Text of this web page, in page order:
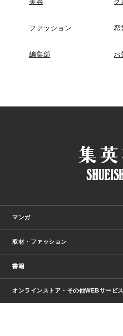
美容 グ
ファッション 恋
編集部 お
マンガ
少年マンガ
Vジャンプ
週刊ヤングジャンプ
少女マンガ
取材・ファッション
Seventeen
芸能・情報・スポーツ
書籍
文芸・文庫・総合
オンラインストア・その他WEBサービス